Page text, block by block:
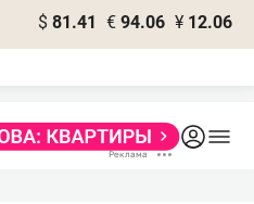
$ 81.41 € 94.06 ¥ 12.06